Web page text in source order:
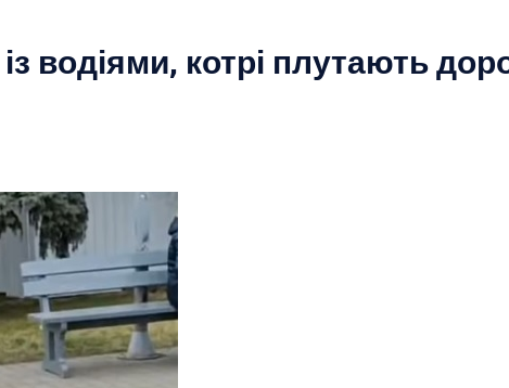
водіями, котрі плутають